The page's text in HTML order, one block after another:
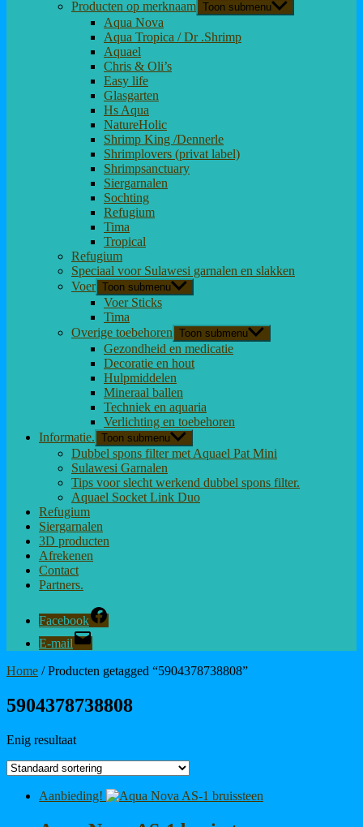
Producten op merknaam Toon submenu
Aqua Nova
Aqua Tropica / Dr .Shrimp
Aquael
Chris & Oli’s
Easy life
Glasgarten
Hs Aqua
NatureHolic
Shrimp King /Dennerle
Shrimplovers (privat label)
Shrimpsanctuary
Siergarnalen
Sochting
Refugium
Tima
Tropical
Refugium
Speciaal voor Sulawesi garnalen en slakken
Voer Toon submenu
Voer Sticks
Tima
Overige toebehoren Toon submenu
Gezondheid en medicatie
Decoratie en hout
Hulpmiddelen
Mineraal ballen
Techniek en aquaria
Verlichting en toebehoren
Informatie. Toon submenu
Dubbel spons filter met Aquael Pat Mini
Sulawesi Garnalen
Tips voor slecht werkend dubbel spons filter.
Aquael Socket Link Duo
Refugium
Siergarnalen
3D producten
Afrekenen
Contact
Partners.
Facebook
E-mail
Home / Producten getagged “5904378738808”
5904378738808
Enig resultaat
Aanbieding!